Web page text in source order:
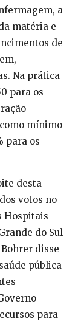
a
matéria e
de
Na prática
para os
mínimo
para os
desta
votos no
Hospitais
do Sul
disse
pública
para